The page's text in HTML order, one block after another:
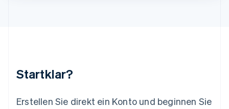
Startklar?
Erstellen Sie direkt ein Konto und beginnen Sie
Nederlands English
Norwegen
Österreich